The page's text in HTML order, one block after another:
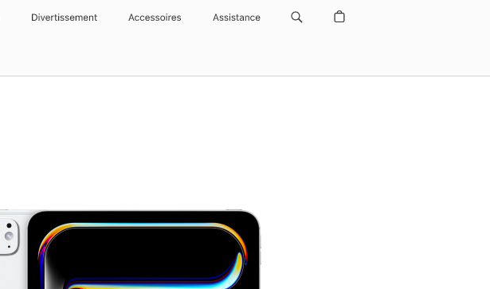
Divertissements Accessoires Assistance